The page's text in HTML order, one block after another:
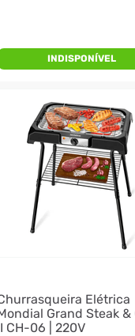
INDISPONÍVEL
Elétrica
Grand Steak &
CH-06 | 220V